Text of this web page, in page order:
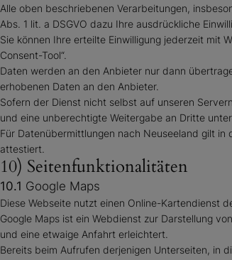
Alle oben beschriebenen Verarbeitungen,
Abs. 1 lit. a DSGVO dazu Ihre ausdrückliche
Sie können Ihre erteilte Einwilligung jederzeit mit
Consent-Tool“.
Daten werden an den Anbieter nur dann
erhobenen Daten an den Anbieter.
Sofern der Dienst nicht selbst auf unseren
und eine unberechtigte Weitergabe an Dritte
Für Datenübermittlungen nach Neuseeland gilt
attestiert.
10) Seitenfunktionalitäten
10.1 Google Maps
Diese Webseite nutzt einen Online-Kartendienst
Google Maps ist ein Webdienst zur Darstellung
und eine etwaige Anfahrt erleichtert.
Bereits beim Aufrufen derjenigen Unterseiten, in